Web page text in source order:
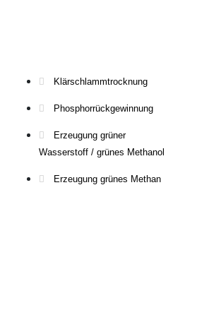
Klärschlammtrocknung
Phosphorrückgewinnung
Erzeugung grüner
Wasserstoff / grünes Methanol
Erzeugung grünes Methan